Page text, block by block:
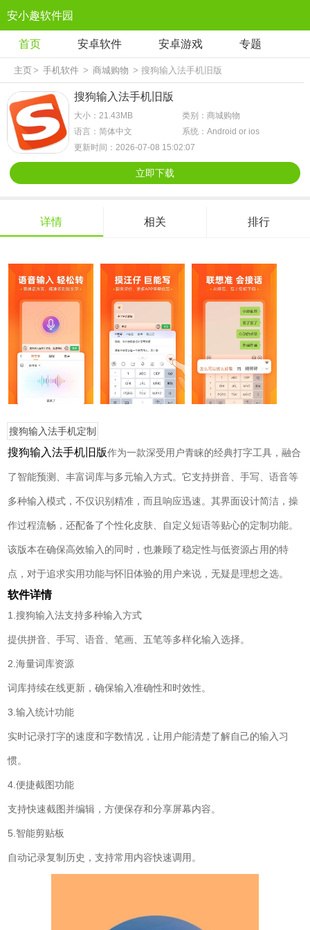
安小趣软件园
首页 安卓软件 安卓游戏 专题
主页> 手机软件 > 商城购物 > 搜狗输入法手机旧版
搜狗输入法手机旧版
大小：21.43MB
类别：商城购物
语言：简体中文
系统：Android or ios
更新时间：2026-07-08 15:02:07
立即下载
详情 相关 排行
搜狗输入法手机定制
版
搜狗输入法手机旧版作为一款深受用户青睐的经典打字工具，融合
了智能预测、丰富词库与多元输入方式。它支持拼音、手写、语音等
多种输入模式，不仅识别精准，而且响应迅速。其界面设计简洁，操
作过程流畅，还配备了个性化皮肤、自定义短语等贴心的定制功能。
该版本在确保高效输入的同时，也兼顾了稳定性与低资源占用的特
点，对于追求实用功能与怀旧体验的用户来说，无疑是理想之选。
软件详情
1.搜狗输入法支持多种输入方式
提供拼音、手写、语音、笔画、五笔等多样化输入选择。
2.海量词库资源
词库持续在线更新，确保输入准确性和时效性。
3.输入统计功能
实时记录打字的速度和字数情况，让用户能清楚了解自己的输入习
惯。
4.便捷截图功能
支持快速截图并编辑，方便保存和分享屏幕内容。
5.智能剪贴板
自动记录复制历史，支持常用内容快速调用。